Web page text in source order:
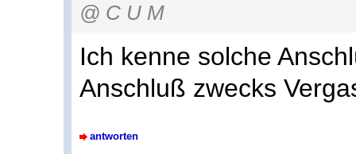
@ C U M
Ich kenne solche
Anschluß zwecks
antworten